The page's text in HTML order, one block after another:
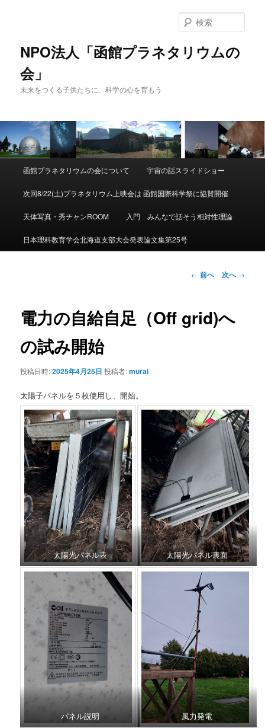
NPO法人「函館プラネタリウムの
会」
未来をつくる子供たちに、科学の心を育もう
索
メ
イ
ン
コ
ン
ツ
へ
移
動
函館プラネタリウムの会について 宇宙の話スライドショー
次回8/22(土)プラネタリウム上映会は 函館国際科学祭に協賛開催
天体写真・秀チャンROOM 入門 みんなで話そう相対性理論
日本理科教育学会北海道支部大会発表論文集第25号
投
ゲ
← 前へ 次へ→
電力の自給自足（Off grid)へ
の試み開始
投稿日時:2025年4月25日 投稿者:murai
太陽子パネルを５枚使用し、開始。
太陽光パネル表 太陽光パネル裏面
パネル説明 風力発電